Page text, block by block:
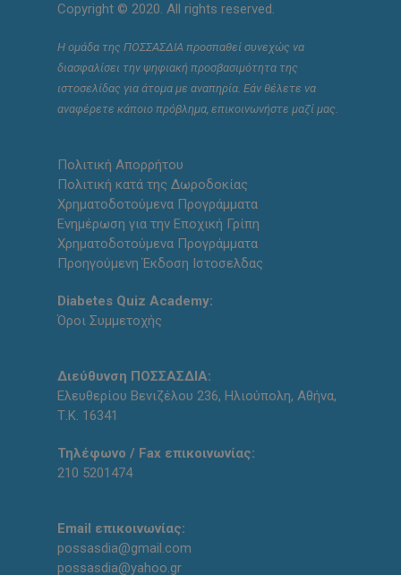
Copyright © 2020. All rights reserved.
Η ομάδα της ΠΟΣΣΑΣΔΙΑ προσπαθεί συνεχώς να
διασφαλίσει την ψηφιακή προσβασιμότητα της
ιστοσελίδας για άτομα με αναπηρία. Εάν θέλετε να
αναφέρετε κάποιο πρόβλημα, επικοινωνήστε μαζί μας.
Πολιτική Απορρήτου
Πολιτική κατά της Δωροδοκίας
Χρηματοδοτούμενα Προγράμματα
Ενημέρωση για την Εποχική Γρίπη
Χρηματοδοτούμενα Προγράμματα
Προηγούμενη Έκδοση Ιστοσελδας
Diabetes Quiz Academy:
Όροι Συμμετοχής
Διεύθυνση ΠΟΣΣΑΣΔΙΑ:
Ελευθερίου Βενιζέλου 236, Ηλιούπολη, Αθήνα,
Τ.Κ. 16341
Τηλέφωνο / Fax επικοινωνίας:
210 5201474
Email επικοινωνίας:
possasdia@gmail.com
possasdia@yahoo.gr